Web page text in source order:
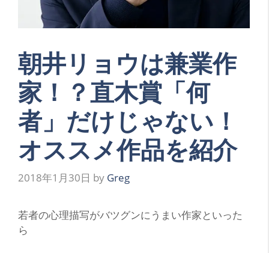
朝井リョウは兼業作
家！？直木賞「何
者」だけじゃない！
オススメ作品を紹介
2018年1月30日 by Greg
若者の心理描写がバツグンにうまい作家といった
ら